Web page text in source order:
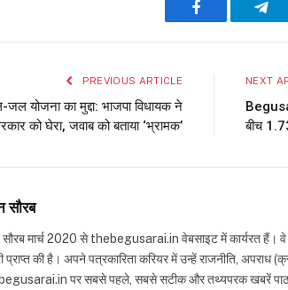
Facebook
PREVIOUS ARTICLE
योजना का मुद्दा: भाजपा विधायक ने
को घेरा, जवाब को बताया ‘भ्रामक’
NEXT
बीच
सौरब
मार्च 2020 से thebegusarai.in वेबसाइट में कार्यरत हैं।
प्राप्त की है। अपने पत्रकारिता करियर में उन्हें राजनीति,
पर सबसे पहले, सबसे सटीक और तथ्यपरक खबरें